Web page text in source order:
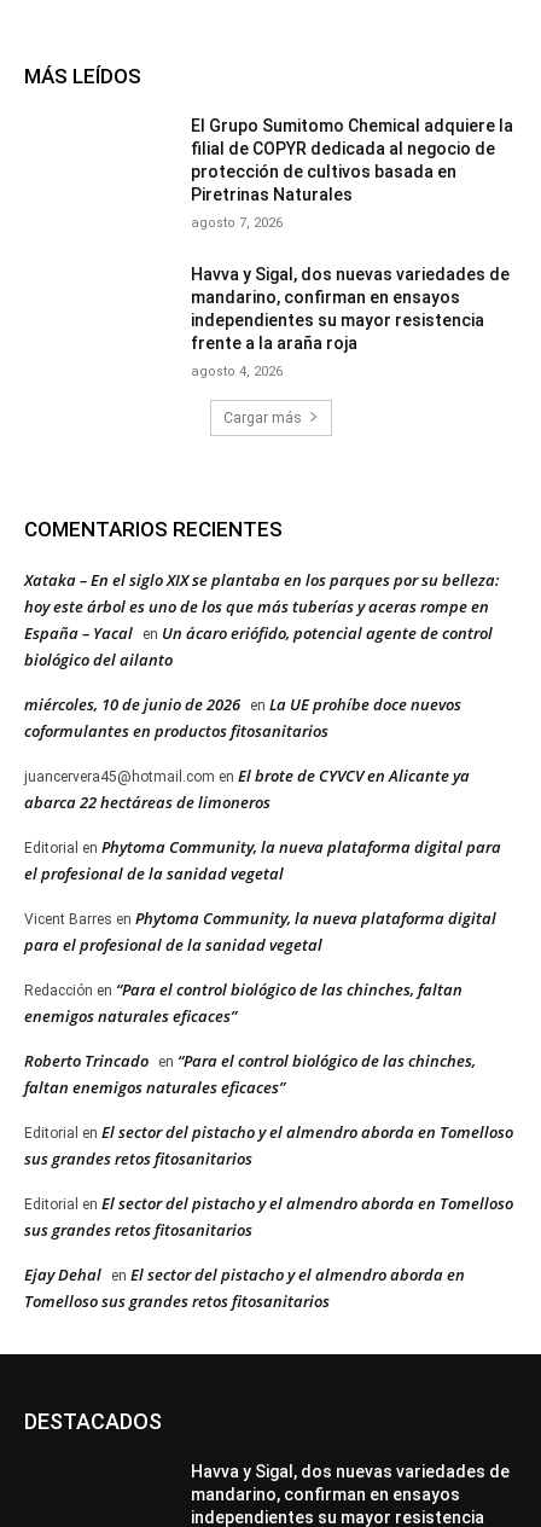
MÁS LEÍDOS
El Grupo Sumitomo Chemical adquiere la
filial de COPYR dedicada al negocio de
protección de cultivos basada en
Piretrinas Naturales
agosto 7, 2026
Havva y Sigal, dos nuevas variedades de
mandarino, confirman en ensayos
independientes su mayor resistencia
frente a la araña roja
agosto 4, 2026
Cargar más
COMENTARIOS RECIENTES
Xataka – En el siglo XIX se plantaba en los parques por su belleza:
hoy este árbol es uno de los que más tuberías y aceras rompe en
España – Yacal
en Un ácaro eriófido, potencial agente de control
biológico del ailanto
miércoles, 10 de junio de 2026 en La UE prohíbe doce nuevos
coformulantes en productos fitosanitarios
juancervera45@hotmail.com en El brote de CYVCV en Alicante ya
abarca 22 hectáreas de limoneros
Editorial en Phytoma Community, la nueva plataforma digital para
el profesional de la sanidad vegetal
Vicent Barres en Phytoma Community, la nueva plataforma digital
para el profesional de la sanidad vegetal
Redacción en “Para el control biológico de las chinches, faltan
enemigos naturales eficaces”
Roberto Trincado en “Para el control biológico de las chinches,
faltan enemigos naturales eficaces”
Editorial en El sector del pistacho y el almendro aborda en Tomelloso
sus grandes retos fitosanitarios
Editorial en El sector del pistacho y el almendro aborda en Tomelloso
sus grandes retos fitosanitarios
Ejay Dehal en El sector del pistacho y el almendro aborda en
Tomelloso sus grandes retos fitosanitarios
DESTACADOS
Havva y Sigal, dos nuevas variedades de
mandarino, confirman en ensayos
independientes su mayor resistencia